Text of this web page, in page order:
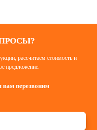
рассчитаем стоимость и
предложение.
вам перезвоним